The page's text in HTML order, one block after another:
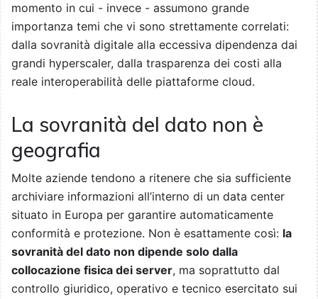
momento in cui - invece - assumono grande
importanza temi che vi sono strettamente correlati:
dalla sovranità digitale alla eccessiva dipendenza dai
grandi hyperscaler, dalla trasparenza dei costi alla
reale interoperabilità delle piattaforme cloud.
La sovranità del dato non è
geografia
Molte aziende tendono a ritenere che sia sufficiente
archiviare informazioni all’interno di un data center
situato in Europa per garantire automaticamente
conformità e protezione. Non è esattamente così: la
sovranità del dato non dipende solo dalla
collocazione fisica dei server, ma soprattutto dal
controllo giuridico, operativo e tecnico esercitato sui